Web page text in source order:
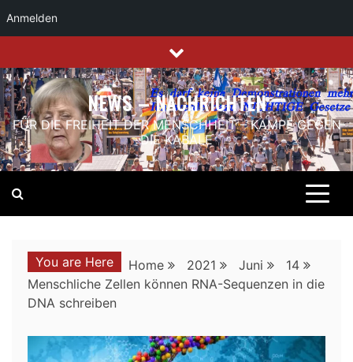
Anmelden
to
content
NEWS – NACHRICHTEN
FÜR DIE FREIHEIT DER MENSCHHEIT – KAMPF GEGEN
DIE KABALE
You are Here Home 2021 Juni
14
Menschliche Zellen können RNA-Sequenzen in die
DNA schreiben